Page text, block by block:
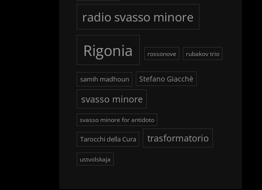
radio svasso minore
Rigonia rossonove rubakov trio
samih madhoun Stefano Giacchè
svasso minore
svasso minore for antidoto
Tarocchi della Cura trasformatorio
ustvolskaja